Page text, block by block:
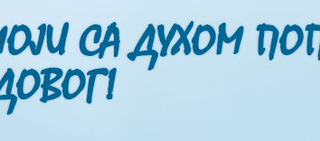
СА ДУХОМ